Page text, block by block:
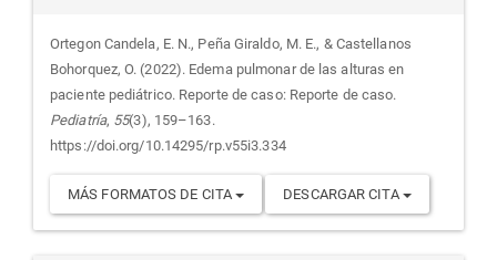
del
artículo
Ortegon Candela, E. N., Peña Giraldo, M. E., & Castellanos
Bohorquez, O. (2022). Edema pulmonar de las alturas en
paciente pediátrico. Reporte de caso: Reporte de caso.
Pediatría, 55(3), 159–163.
https://doi.org/10.14295/rp.v55i3.334
MÁS FORMATOS DE CITA DESCARGAR CITA